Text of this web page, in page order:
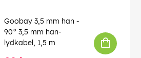
Goobay 3,5 mm han -
90° 3,5 mm han-
lydkabel, 1,5 m